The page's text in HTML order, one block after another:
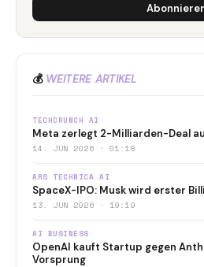
💰 WEITERE ARTIKEL
TECHCRUNCH AI
Meta zerlegt 2-Milliarden-Deal
14. JUN 2026 · 01:18
ARS TECHNICA AI
SpaceX-IPO: Musk wird erster
13. JUN 2026 · 19:19
AI BUSINESS
OpenAI kauft Startup gegen
Vorsprung